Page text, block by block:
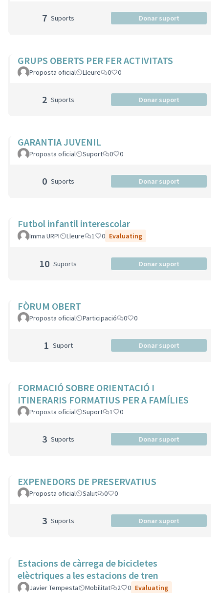
7 Suports Donar suport
GRUPS OBERTS PER FER ACTIVITATS
Proposta oficial Lleure 0 0
2 Suports Donar suport
GARANTIA JUVENIL
Proposta oficial Suport 0 0
0 Suports Donar suport
Futbol infantil interescolar
Imma URPI Lleure 1 0 Evaluating
10 Suports Donar suport
FÒRUM OBERT
Proposta oficial Participació 0 0
1 Suport Donar suport
FORMACIÓ SOBRE ORIENTACIÓ I
ITINERARIS FORMATIUS PER A FAMÍLIES
Proposta oficial Suport 1 0
3 Suports Donar suport
EXPENEDORS DE PRESERVATIUS
Proposta oficial Salut 0 0
3 Suports Donar suport
Estacions de càrrega de bicicletes
elèctriques a les estacions de tren
Javier Tempesta Mobilitat 2 0 Evaluating